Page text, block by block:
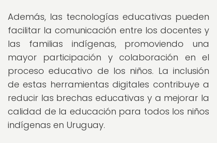
Además, las tecnologías educativas pueden
facilitar la comunicación entre los docentes y
las familias indígenas, promoviendo una
mayor participación y colaboración en el
proceso educativo de los niños. La inclusión
de estas herramientas digitales contribuye a
reducir las brechas educativas y a mejorar la
calidad de la educación para todos los niños
indígenas en Uruguay.